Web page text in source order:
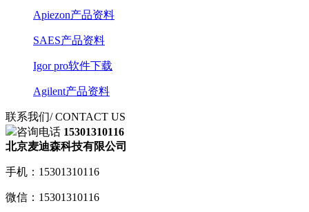
Apiezon产品资料
SAES产品资料
Igor pro软件下载
Agilent产品资料
联系我们/ CONTACT US
咨询电话 15301310116
北京麦迪森科技有限公司
手机：15301310116
微信：15301310116